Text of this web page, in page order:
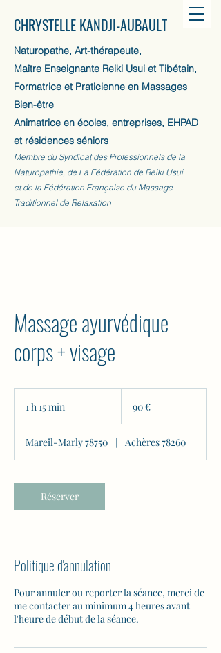
CHRYSTELLE KANDJI-AUBAULT
Naturopathe, Art-thérapeute,
Maître Enseignante Reiki Usui et Tibétain,
Formatrice et Praticienne en Massages
Bien-être
Animatrice en écoles, entreprises, EHPAD
et résidences séniors
Membre du Syndicat des Professionnels de la
Naturopathie, de La Fédération de Reiki Usui
et de la Fédération Française du Massage
Traditionnel de Relaxation
Massage ayurvédique
corps + visage
1 h 15 min
m
i
90 €
Mareil-Marly 78750 | Achères 78260
Réserver
Politique d'annulation
Pour annuler ou reporter la séance, merci de
me contacter au minimum 4 heures avant
l'heure de début de la séance.